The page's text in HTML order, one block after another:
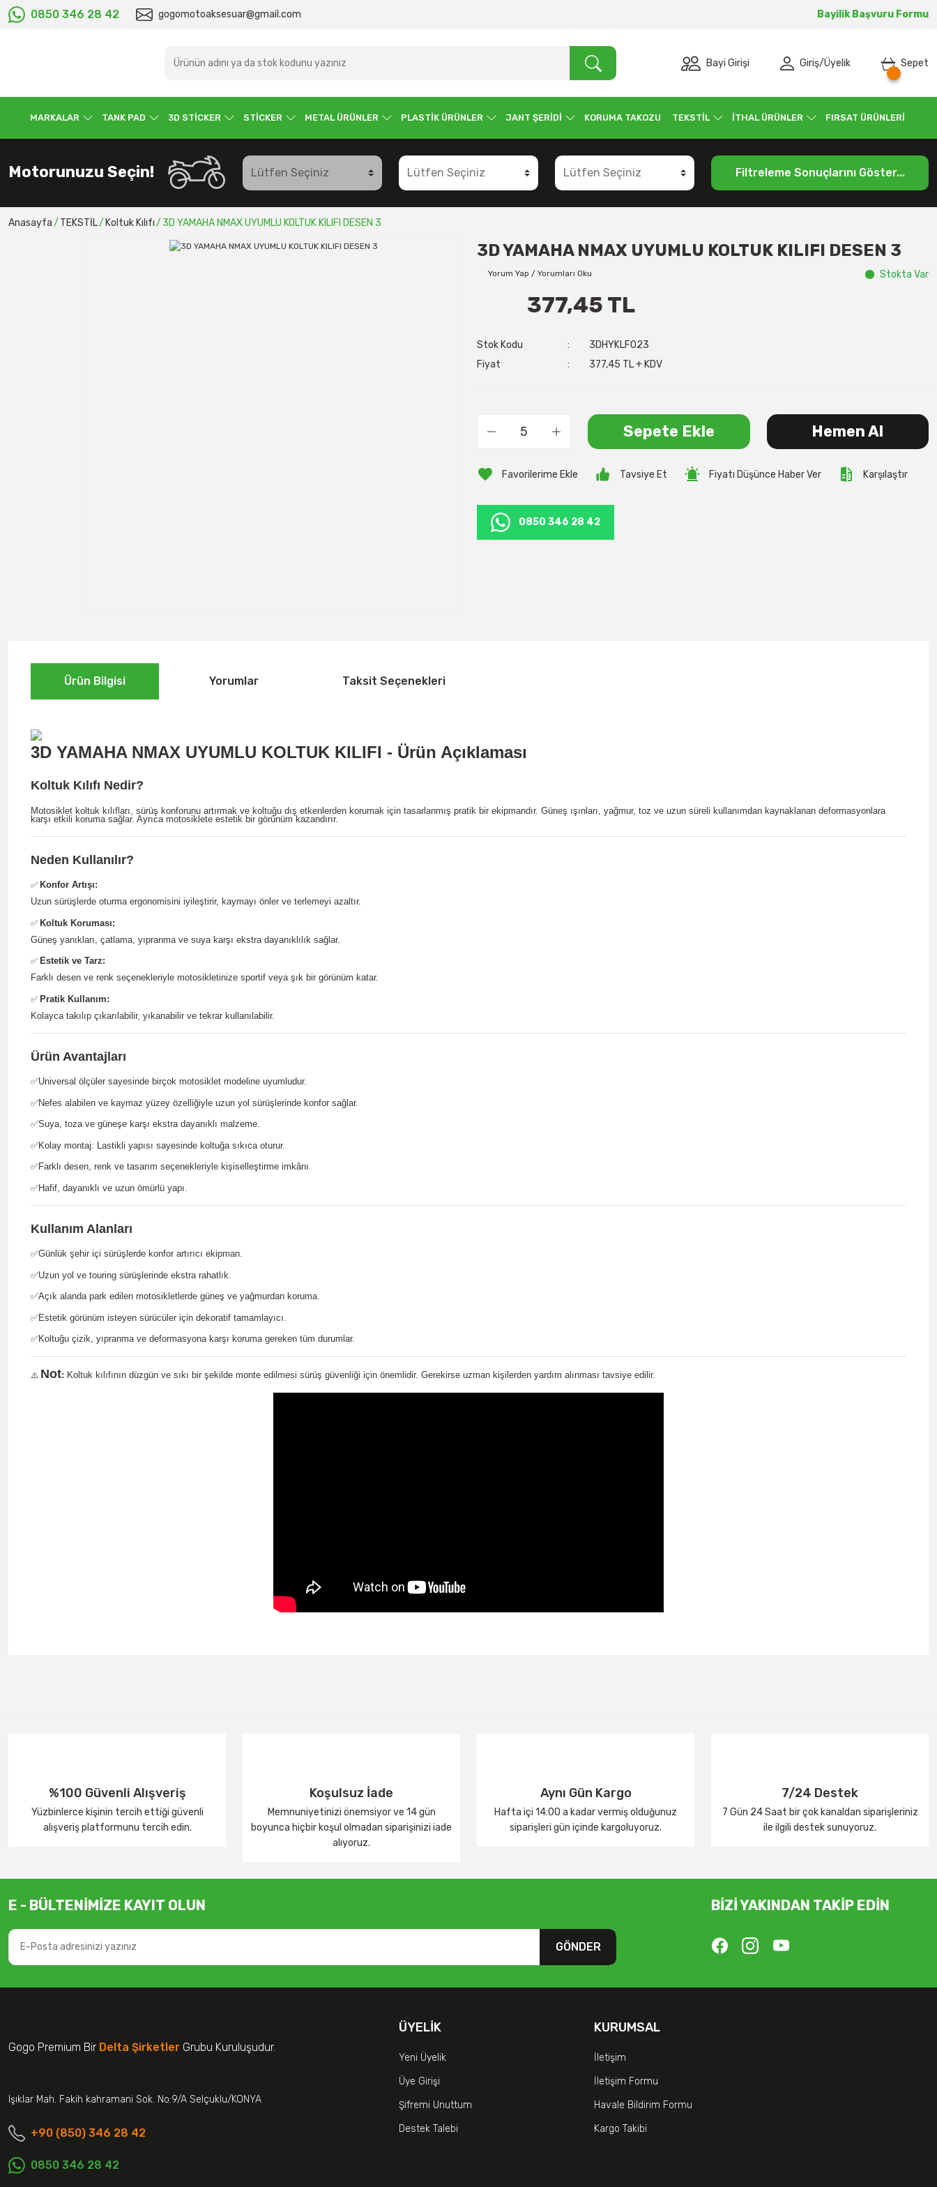
0850 346 28 42 gogomotoaksesuar@gmail.com Bayilik Başvuru Formu
Bayi Girişi Giriş/Üyelik Sepet
MARKALAR TANK PAD 3D STİCKER STİCKER METAL ÜRÜNLER PLASTİK ÜRÜNLER JANT ŞERİDİ KORUMA TAKOZU TEKSTİL İTHAL ÜRÜNLER FIRSAT ÜRÜNLERİ
Motorunuzu Seçin! Filtreleme Sonuçlarını Göster...
Anasayfa TEKSTİL Koltuk Kılıfı 3D YAMAHA NMAX UYUMLU KOLTUK KILIFI DESEN 3
3D YAMAHA NMAX UYUMLU KOLTUK KILIFI DESEN 3
Yorum Yap / Yorumları Oku Stokta Var
377,45 TL
Stok Kodu
3DHYKLF023
Fiyat
377,45 TL + KDV
Sepete Ekle Hemen Al
Tavsiye Et Fiyatı Düşünce Haber Ver Karşılaştır
0850 346 28 42
Ürün Bilgisi Yorumlar Taksit Seçenekleri
3D YAMAHA NMAX UYUMLU KOLTUK KILIFI - Ürün Açıklaması
Koltuk Kılıfı Nedir?
Motosiklet koltuk kılıfları, sürüş konforunu artırmak ve koltuğu dış etkenlerden korumak için tasarlanmış pratik bir ekipmandır. Güneş ışınları, yağmur, toz ve uzun süreli kullanımdan kaynaklanan deformasyonlara
karşı etkili koruma sağlar. Ayrıca motosiklete estetik bir görünüm kazandırır.
Neden Kullanılır?
✅ Konfor Artışı:
Uzun sürüşlerde oturma ergonomisini iyileştirir, kaymayı önler ve terlemeyi azaltır.
✅ Koltuk Koruması:
Güneş yanıkları, çatlama, yıpranma ve suya karşı ekstra dayanıklılık sağlar.
✅ Estetik ve Tarz:
Farklı desen ve renk seçenekleriyle motosikletinize sportif veya şık bir görünüm katar.
✅ Pratik Kullanım:
Kolayca takılıp çıkarılabilir, yıkanabilir ve tekrar kullanılabilir.
Ürün Avantajları
✅Universal ölçüler sayesinde birçok motosiklet modeline uyumludur.
✅Nefes alabilen ve kaymaz yüzey özelliğiyle uzun yol sürüşlerinde konfor sağlar.
✅Suya, toza ve güneşe karşı ekstra dayanıklı malzeme.
✅Kolay montaj: Lastikli yapısı sayesinde koltuğa sıkıca oturur.
✅Farklı desen, renk ve tasarım seçenekleriyle kişiselleştirme imkânı.
✅Hafif, dayanıklı ve uzun ömürlü yapı.
Kullanım Alanları
✅Günlük şehir içi sürüşlerde konfor artırıcı ekipman.
✅Uzun yol ve touring sürüşlerinde ekstra rahatlık.
✅Açık alanda park edilen motosikletlerde güneş ve yağmurdan koruma.
✅Estetik görünüm isteyen sürücüler için dekoratif tamamlayıcı.
✅Koltuğu çizik, yıpranma ve deformasyona karşı koruma gereken tüm durumlar.
⚠️ Not: Koltuk kılıfının düzgün ve sıkı bir şekilde monte edilmesi sürüş güvenliği için önemlidir. Gerekirse uzman kişilerden yardım alınması tavsiye edilir.
%100 Güvenli Alışveriş
Yüzbinlerce kişinin tercih ettiği güvenli
alışveriş platformunu tercih edin.
Koşulsuz İade
Memnuniyetinizi önemsiyor ve 14 gün
boyunca hiçbir koşul olmadan siparişinizi iade
alıyoruz.
Aynı Gün Kargo
Hafta içi 14:00 a kadar vermiş olduğunuz
siparişleri gün içinde kargoluyoruz.
7/24 Destek
7 Gün 24 Saat bir çok kanaldan siparişleriniz
ile ilgili destek sunuyoruz.
E - BÜLTENİMİZE KAYIT OLUN
GÖNDER
BİZİ YAKINDAN TAKİP EDİN
Gogo Premium Bir Delta Şirketler Grubu Kuruluşudur.
Işıklar Mah. Fakih kahramani Sok. No:9/A Selçuklu/KONYA
+90 (850) 346 28 42
0850 346 28 42
ÜYELIK
Yeni Üyelik
Üye Girişi
Şifremi Unuttum
Destek Talebi
KURUMSAL
İletişim
İletişim Formu
Havale Bildirim Formu
Kargo Takibi